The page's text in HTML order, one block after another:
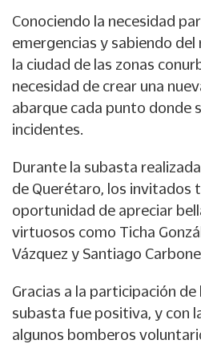
Conociendo la necesidad
emergencias y sabiendo
la ciudad de las zonas
necesidad de crear una
abarque cada punto donde
incidentes.
Durante la subasta
de Querétaro, los invitados
oportunidad de apreciar
virtuosos como Ticha
Vázquez y Santiago
Gracias a la participación
subasta fue positiva, y con
algunos bomberos